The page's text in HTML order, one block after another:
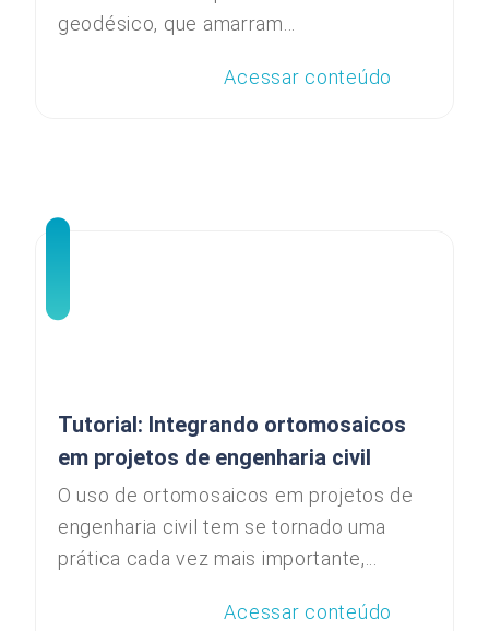
geodésico, que amarram...
Acessar conteúdo
Tutorial: Integrando ortomosaicos
em projetos de engenharia civil
O uso de ortomosaicos em projetos de
engenharia civil tem se tornado uma
prática cada vez mais importante,...
Acessar conteúdo